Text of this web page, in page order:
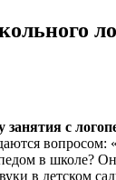
занятия с
вопросом:
в школе?
в детском